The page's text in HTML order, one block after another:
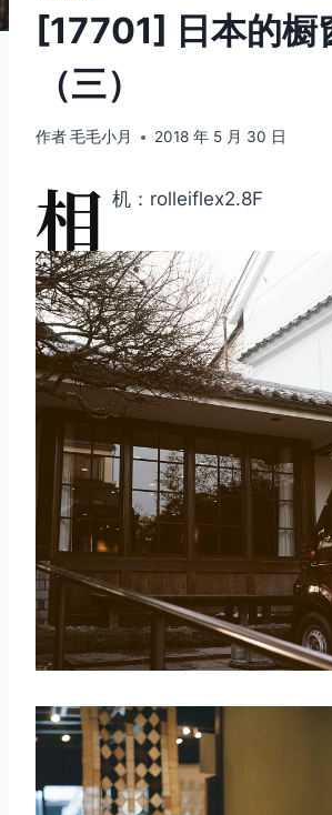
[17701] 日本的橱
（三）
作者毛毛小月 2018 年 5 月 30 日
相 机：rolleiflex2.8F